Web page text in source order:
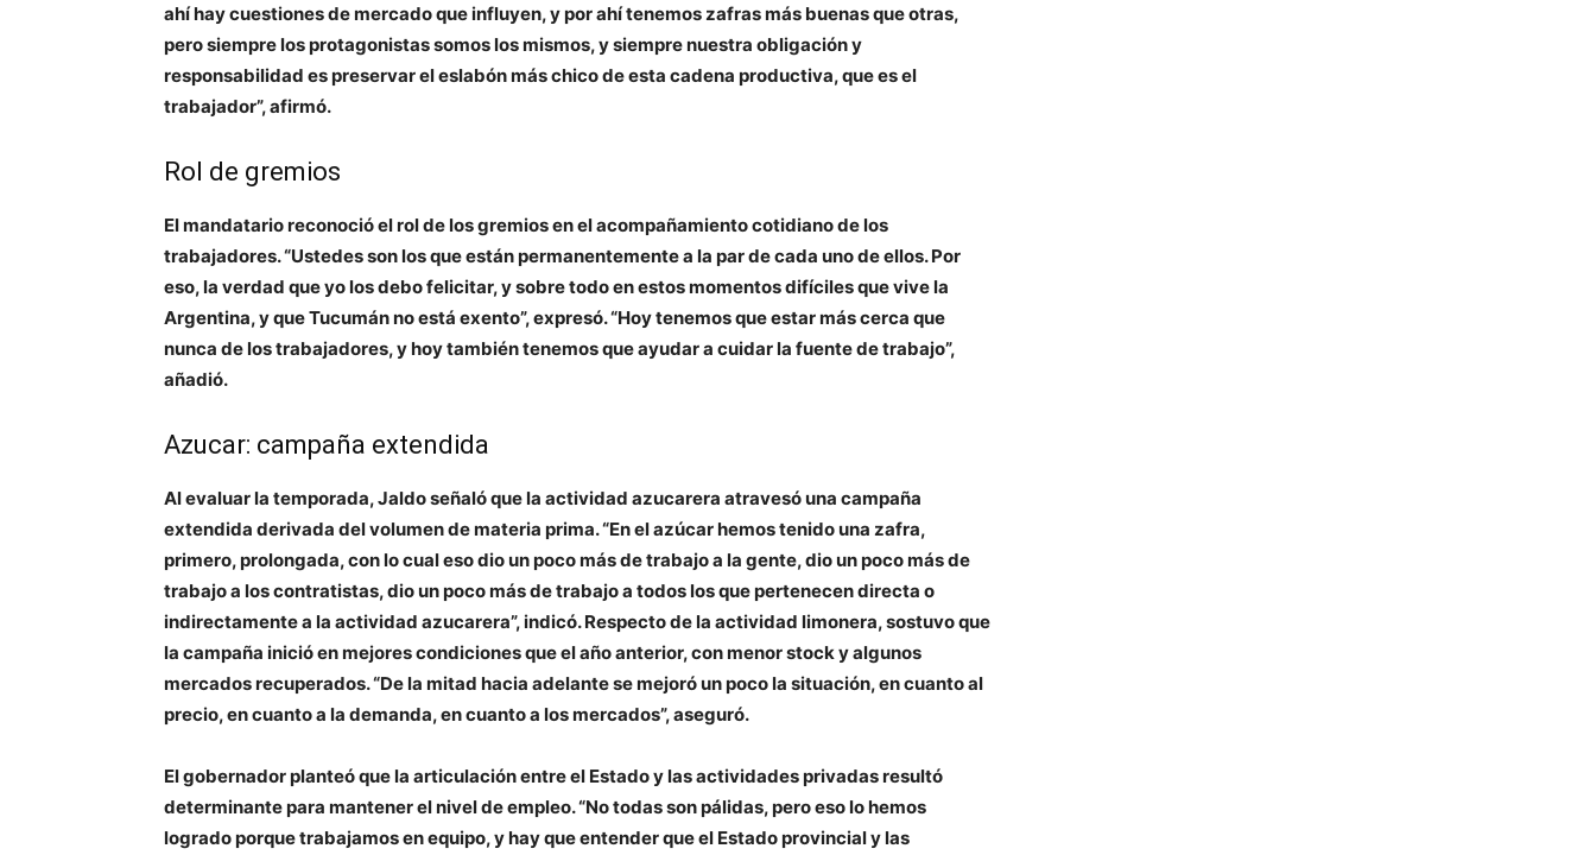
ahí hay cuestiones de mercado que influyen, y por ahí tenemos zafras más buenas que otras,
pero siempre los protagonistas somos los mismos, y siempre nuestra obligación y
responsabilidad es preservar el eslabón más chico de esta cadena productiva, que es el
trabajador”, afirmó.
Rol de gremios
El mandatario reconoció el rol de los gremios en el acompañamiento cotidiano de los
trabajadores. “Ustedes son los que están permanentemente a la par de cada uno de ellos. Por
eso, la verdad que yo los debo felicitar, y sobre todo en estos momentos difíciles que vive la
Argentina, y que Tucumán no está exento”, expresó. “Hoy tenemos que estar más cerca que
nunca de los trabajadores, y hoy también tenemos que ayudar a cuidar la fuente de trabajo”,
añadió.
Azucar: campaña extendida
Al evaluar la temporada, Jaldo señaló que la actividad azucarera atravesó una campaña
extendida derivada del volumen de materia prima. “En el azúcar hemos tenido una zafra,
primero, prolongada, con lo cual eso dio un poco más de trabajo a la gente, dio un poco más de
trabajo a los contratistas, dio un poco más de trabajo a todos los que pertenecen directa o
indirectamente a la actividad azucarera”, indicó. Respecto de la actividad limonera, sostuvo que
la campaña inició en mejores condiciones que el año anterior, con menor stock y algunos
mercados recuperados. “De la mitad hacia adelante se mejoró un poco la situación, en cuanto al
precio, en cuanto a la demanda, en cuanto a los mercados”, aseguró.
El gobernador planteó que la articulación entre el Estado y las actividades privadas resultó
determinante para mantener el nivel de empleo. “No todas son pálidas, pero eso lo hemos
logrado porque trabajamos en equipo, y hay que entender que el Estado provincial y las